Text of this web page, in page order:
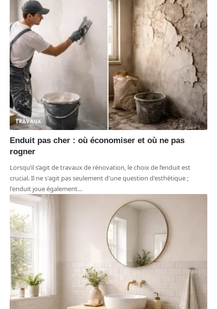
TRAVAUX
Enduit pas cher : où économiser et où ne pas
rogner
Lorsqu’il s’agit de travaux de rénovation, le choix de l’enduit est
crucial. Il ne s'agit pas seulement d'une question d'esthétique ;
l'enduit joue également…